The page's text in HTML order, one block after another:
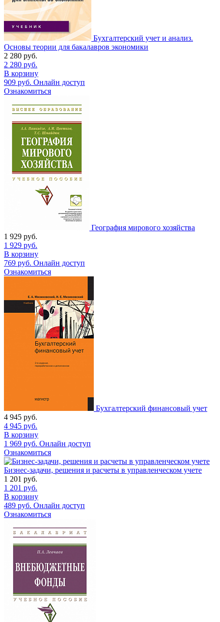
Бухгалтерский учет и анализ.
Основы теории для бакалавров экономики
2 280 руб.
2 280 руб.
В корзину
909 руб. Онлайн доступ
Ознакомиться
География мирового хозяйства
1 929 руб.
1 929 руб.
В корзину
769 руб. Онлайн доступ
Ознакомиться
Бухгалтерский финансовый учет
4 945 руб.
4 945 руб.
В корзину
1 969 руб. Онлайн доступ
Ознакомиться
Бизнес-задачи, решения и расчеты в управленческом учете
1 201 руб.
1 201 руб.
В корзину
489 руб. Онлайн доступ
Ознакомиться